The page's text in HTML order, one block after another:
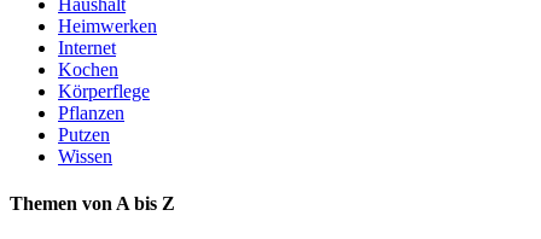
Haushalt
Heimwerken
Internet
Kochen
Körperflege
Pflanzen
Putzen
Wissen
Themen von A bis Z